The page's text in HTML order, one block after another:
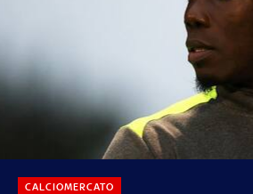
CALCIOMERCATO